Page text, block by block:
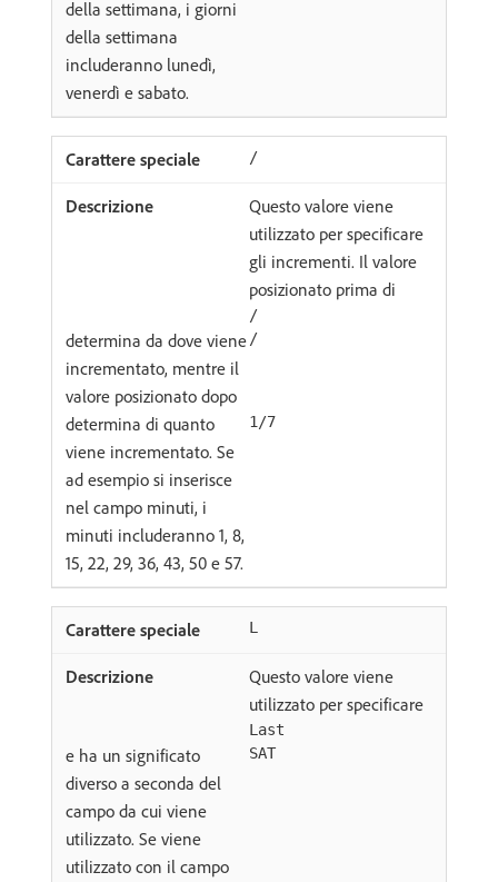
della settimana, i giorni
della settimana
includeranno lunedì,
venerdì e sabato.
/
Questo valore viene
utilizzato per specificare
gli incrementi. Il valore
posizionato prima di
/
determina da dove viene
incrementato, mentre il
valore posizionato dopo
/
determina di quanto
viene incrementato. Se
ad esempio si inserisce
1/7
nel campo minuti, i
minuti includeranno 1, 8,
15, 22, 29, 36, 43, 50 e 57.
L
Questo valore viene
utilizzato per specificare
Last
e ha un significato
diverso a seconda del
campo da cui viene
utilizzato. Se viene
utilizzato con il campo
SAT